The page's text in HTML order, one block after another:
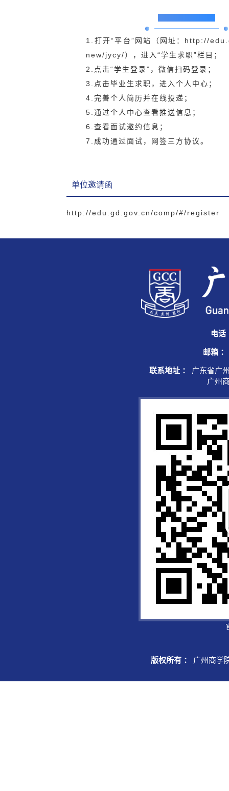
1.打开“平台”网站（网址： http://
new/jycy/），进入“学生求职”栏目；
2.点击“学生登录”，微信扫码登录；
3.点击毕业生求职，进入个人中心；
4.完善个人简历并在线投递；
5.通过个人中心查看推送信息；
6.查看面试邀约信息；
7.成功通过面试，网签三方协议。
单位邀请函
http://edu.gd.gov.cn/comp/#/register
电话
邮箱 ：
联系地址 ：
广东省广
广州商学院
版权所有 ： 广州商学